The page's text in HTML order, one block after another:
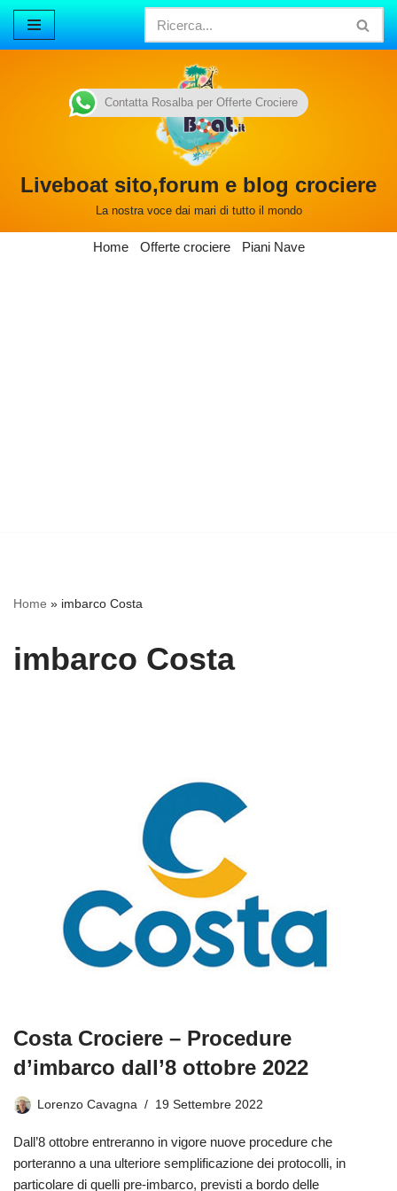
Vai
Liveboat sito,forum e blog crociere
La nostra voce dai mari di tutto il mondo
Home Offerte crociere Piani Nave
Home » imbarco Costa
imbarco Costa
Costa Crociere – Procedure
d’imbarco dall’8 ottobre 2022
Lorenzo Cavagna 19 Settembre 2022
Dall’8 ottobre entreranno in vigore nuove procedure che
porteranno a una ulteriore semplificazione dei protocolli, in
particolare di quelli pre-imbarco, previsti a bordo delle
Contatta Rosalba per Offerte Crociere